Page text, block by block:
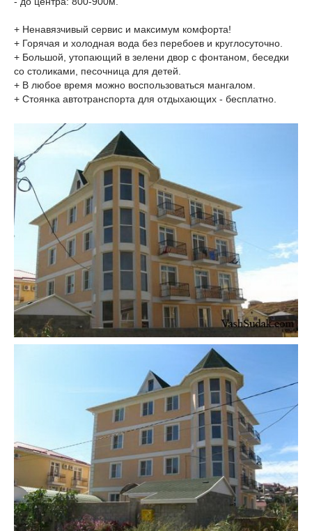
+ Ненавязчивый сервис и максимум комфорта!
+ Горячая и холодная вода без перебоев и круглосуточно.
+ Большой, утопающий в зелени двор с фонтаном, беседки
со столиками, песочница для детей.
+ В любое время можно воспользоваться мангалом.
+ Стоянка автотранспорта для отдыхающих - бесплатно.